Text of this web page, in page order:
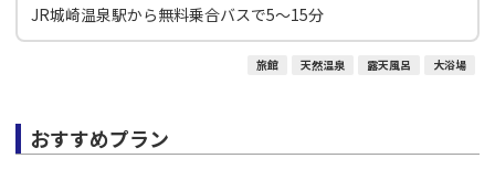
JR城崎温泉駅から無料乗合バスで5～15分
旅館 天然温泉 露天風呂 大浴場
おすすめプラン